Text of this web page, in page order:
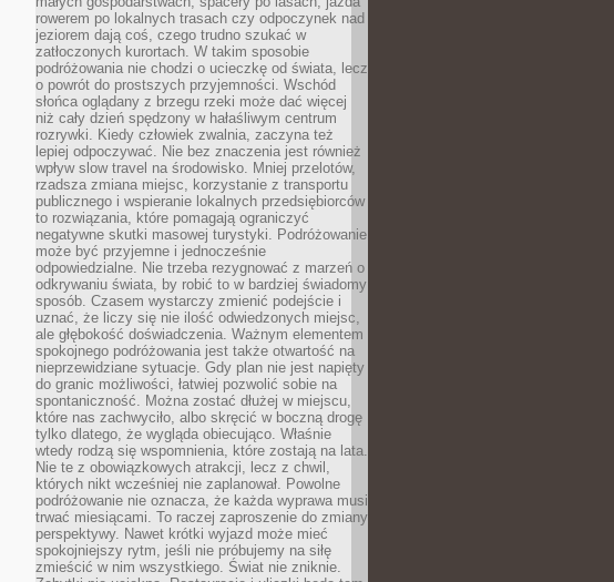
rowerem po lokalnych trasach czy odpoczynek nad
jeziorem dają coś, czego trudno szukać w
zatłoczonych kurortach. W takim sposobie
podróżowania nie chodzi o ucieczkę od świata, lecz
o powrót do prostszych przyjemności. Wschód
słońca oglądany z brzegu rzeki może dać więcej
niż cały dzień spędzony w hałaśliwym centrum
rozrywki. Kiedy człowiek zwalnia, zaczyna też
lepiej odpoczywać. Nie bez znaczenia jest również
wpływ slow travel na środowisko. Mniej przelotów,
rzadsza zmiana miejsc, korzystanie z transportu
publicznego i wspieranie lokalnych przedsiębiorców
to rozwiązania, które pomagają ograniczyć
negatywne skutki masowej turystyki. Podróżowanie
może być przyjemne i jednocześnie
odpowiedzialne. Nie trzeba rezygnować z marzeń o
odkrywaniu świata, by robić to w bardziej świadomy
sposób. Czasem wystarczy zmienić podejście i
uznać, że liczy się nie ilość odwiedzonych miejsc,
ale głębokość doświadczenia. Ważnym elementem
spokojnego podróżowania jest także otwartość na
nieprzewidziane sytuacje. Gdy plan nie jest napięty
do granic możliwości, łatwiej pozwolić sobie na
spontaniczność. Można zostać dłużej w miejscu,
które nas zachwyciło, albo skręcić w boczną drogę
tylko dlatego, że wygląda obiecująco. Właśnie
wtedy rodzą się wspomnienia, które zostają na lata.
Nie te z obowiązkowych atrakcji, lecz z chwil,
których nikt wcześniej nie zaplanował. Powolne
podróżowanie nie oznacza, że każda wyprawa musi
trwać miesiącami. To raczej zaproszenie do zmiany
perspektywy. Nawet krótki wyjazd może mieć
spokojniejszy rytm, jeśli nie próbujemy na siłę
zmieścić w nim wszystkiego. Świat nie zniknie.